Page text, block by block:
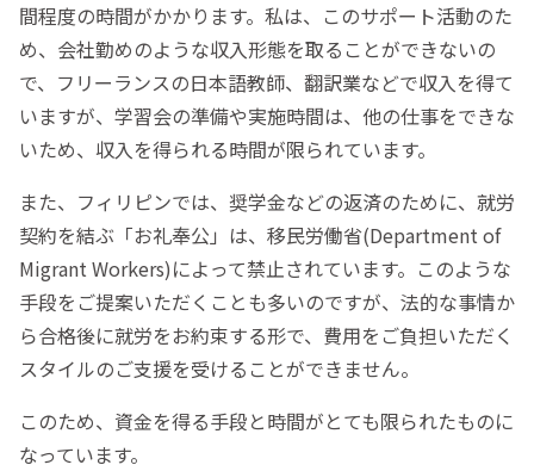
間程度の時間がかかります。私は、このサポート活動のた
め、会社勤めのような収入形態を取ることができないの
で、フリーランスの日本語教師、翻訳業などで収入を得て
いますが、学習会の準備や実施時間は、他の仕事をできな
いため、収入を得られる時間が限られています。
また、フィリピンでは、奨学金などの返済のために、就労
契約を結ぶ「お礼奉公」は、移民労働省(Department of
Migrant Workers)によって禁止されています。このような
手段をご提案いただくことも多いのですが、法的な事情か
ら合格後に就労をお約束する形で、費用をご負担いただく
スタイルのご支援を受けることができません。
このため、資金を得る手段と時間がとても限られたものに
なっています。